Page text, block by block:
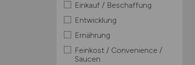
Einkauf / Beschaffung
Entwicklung
Ernährung
Feinkost / Convenience /
Saucen